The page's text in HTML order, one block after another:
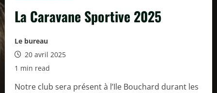
La Caravane Sportive 2025
Le bureau
20 avril 2025
1 min read
Notre club sera présent à l’Ile Bouchard durant les